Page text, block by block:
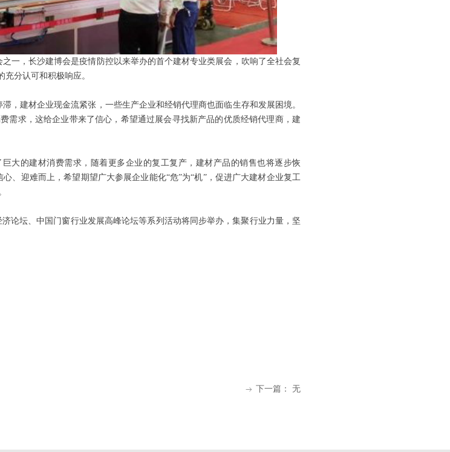
一，长沙建博会是疫情防控以来举办的首个建材专业类展会，吹响了全社会复
分认可和积极响应。
建材企业现金流紧张，一些生产企业和经销代理商也面临生存和发展困境。
需求，这给企业带来了信心，希望通过展会寻找新产品的优质经销代理商，建
大的建材消费需求，随着更多企业的复工复产，建材产品的销售也将逐步恢
、迎难而上，希望期望广大参展企业能化“危”为“机”，促进广大建材企业复工
济论坛、中国门窗行业发展高峰论坛等系列活动将同步举办，集聚行业力量，坚
ꁹ 下一篇： 无